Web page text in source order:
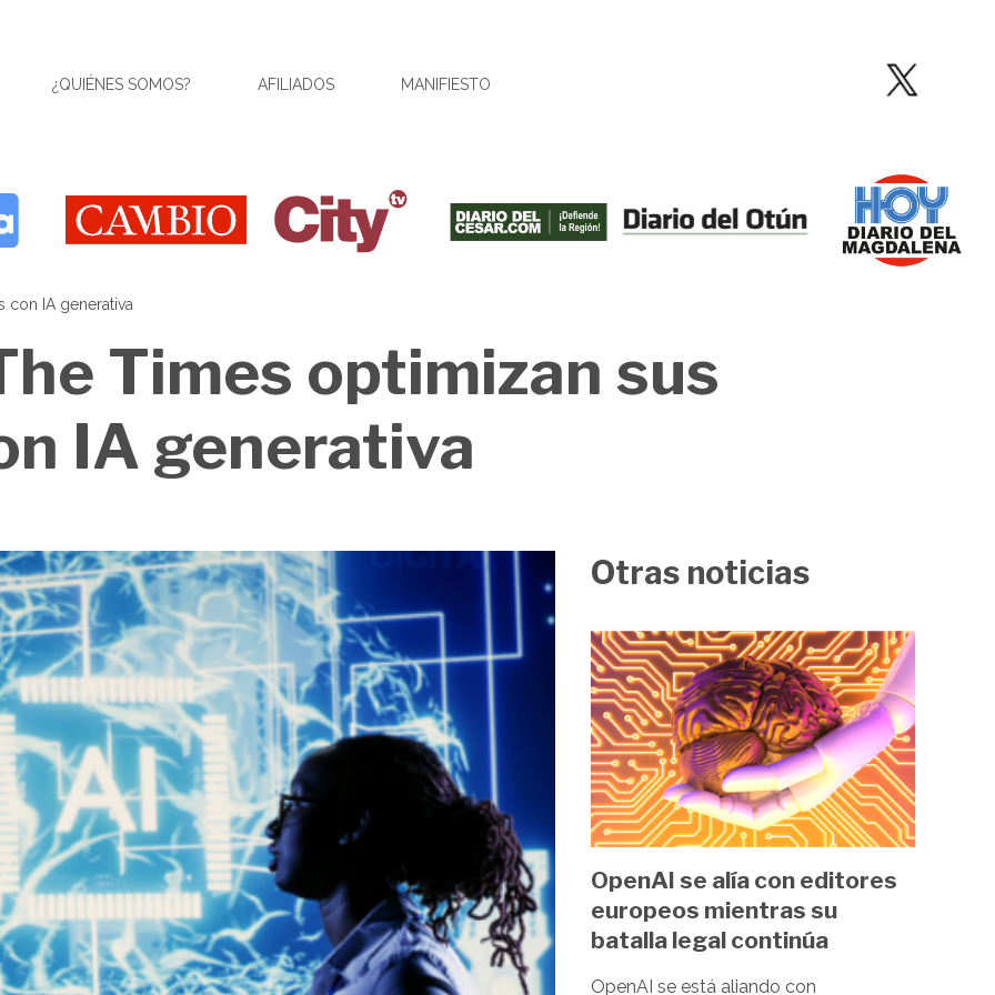
¿QUIÉNES SOMOS? AFILIADOS MANIFIESTO
con IA generativa
Times optimizan sus
IA generativa
Otras noticias
Image
OpenAI se alía con editores
europeos mientras su
batalla legal continúa
OpenAI se está aliando con